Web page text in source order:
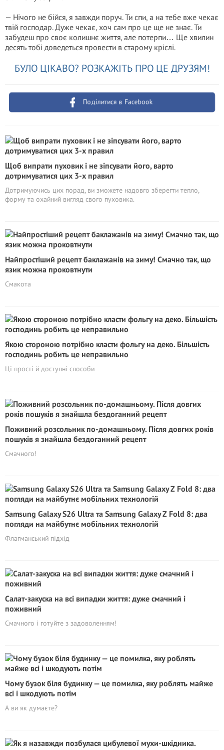
— Нічого не бійся, я завжди поруч. Ти спи, а на тебе вже чекає
твій господар. Дуже чекає, хоч сам про це ще не знає. Ти
забудеш про своє колишнє життя, але потерпи… Ще хвилин
десять тобі доведеться провести в старому кріслі.
БУЛО ЦІКАВО? РОЗКАЖІТЬ ПРО ЦЕ ДРУЗЯМ!
Поділитися в Facebook
Щоб випрати пуховик і не зіпсувати його, варто
дотримуватися цих 3-х правил
Дотримуючись цих порад, ви зможете надовго зберегти тепло,
форму та охайний вигляд свого пуховика.
Найпростіший рецепт баклажанів на зиму! Смачно так, що
язик можна проковтнути
Смакота
Якою стороною потрібно класти фольгу на деко. Більшість
господинь робить це неправильно
Ці прості й доступні способи
Поживний розсольник по-домашньому. Після довгих років
пошуків я знайшла бездоганний рецепт
Смачного!
Samsung Galaxy S26 Ultra та Samsung Galaxy Z Fold 8: два
погляди на майбутнє мобільних технологій
Флагманський підхід
Салат-закуска на всі випадки життя: дуже смачний і
поживний
Смачного і готуйте з задоволенням!
Чому бузок біля будинку — це помилка, яку роблять майже
всі і шкодують потім
А ви як думаєте?